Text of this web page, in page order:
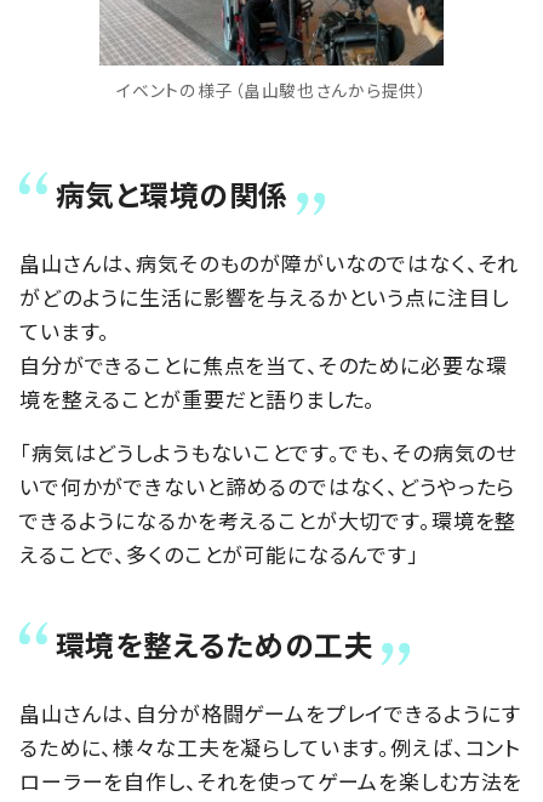
イベントの様子（畠山駿也さんから提供）
病気と環境の関係
畠山さんは、病気そのものが障がいなのではなく、それ
がどのように生活に影響を与えるかという点に注目し
ています。
自分ができることに焦点を当て、そのために必要な環
境を整えることが重要だと語りました。
「病気はどうしようもないことです。でも、その病気のせ
いで何かができないと諦めるのではなく、どうやったら
できるようになるかを考えることが大切です。環境を整
えることで、多くのことが可能になるんです」
環境を整えるための工夫
畠山さんは、自分が格闘ゲームをプレイできるようにす
るために、様々な工夫を凝らしています。例えば、コント
ローラーを自作し、それを使ってゲームを楽しむ方法を